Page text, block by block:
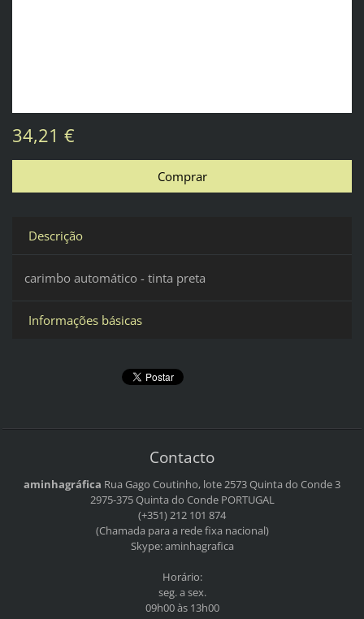
34,21 €
Descrição
carimbo automático - tinta preta
Informações básicas
Contacto
aminhagráfica Rua Gago Coutinho, lote 2573Quinta do Conde 3
2975-375 Quinta do CondePORTUGAL
(+351) 212 101 874
(Chamada para a rede fixa nacional)
Skype: aminhagrafica
Horário:
seg. a sex.
09h00 às 13h00